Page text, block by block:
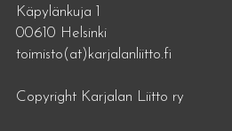
Käpylänkuja 1
00610 Helsinki
toimisto(at)karjalanliitto.fi
Copyright Karjalan Liitto ry